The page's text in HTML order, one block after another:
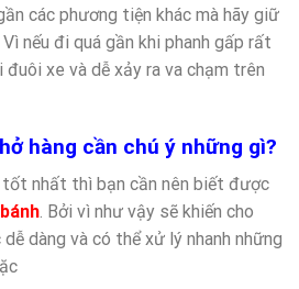
các phương tiện khác mà hãy giữ
nếu đi quá gần khi phanh gấp rất
xe và dễ xảy ra va chạm trên
hàng cần chú ý những gì?
nhất thì bạn cần nên biết được
. Bởi vì như vậy sẽ khiến cho
dàng và có thể xử lý nhanh những